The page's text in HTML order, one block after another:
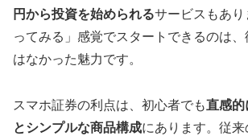
円から投資を始められるサービスもあ
ってみる」感覚でスタートできるのは
はなかった魅力です。
スマホ証券の利点は、初心者でも直感的
とシンプルな商品構成にあります。従